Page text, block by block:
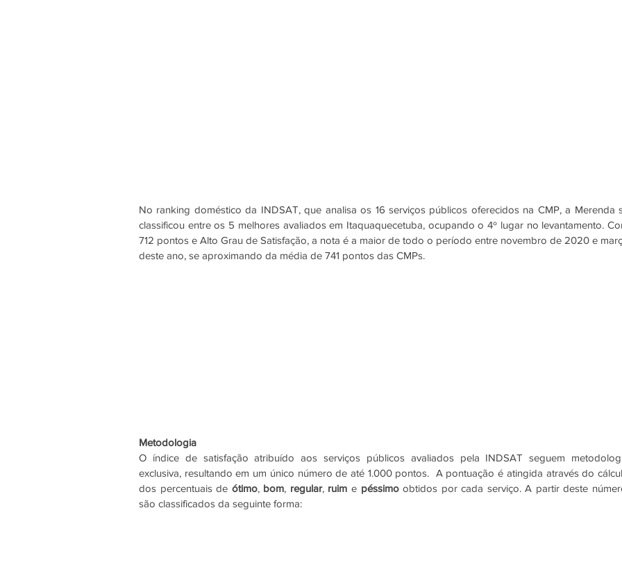
No ranking doméstico da INDSAT, que analisa os 16 serviços públicos oferecidos na CMP, a Merenda
classificou entre os 5 melhores avaliados em Itaquaquecetuba, ocupando o 4º lugar no levantamento.
712 pontos e Alto Grau de Satisfação, a nota é a maior de todo o período entre novembro de 2020 e
deste ano, se aproximando da média de 741 pontos das CMPs.
Metodologia
O índice de satisfação atribuído aos serviços públicos avaliados pela INDSAT seguem
exclusiva, resultando em um único número de até 1.000 pontos.  A pontuação é atingida através do
dos percentuais de ótimo, bom, regular, ruim e péssimo obtidos por cada serviço. A partir deste
são classificados da seguinte forma: